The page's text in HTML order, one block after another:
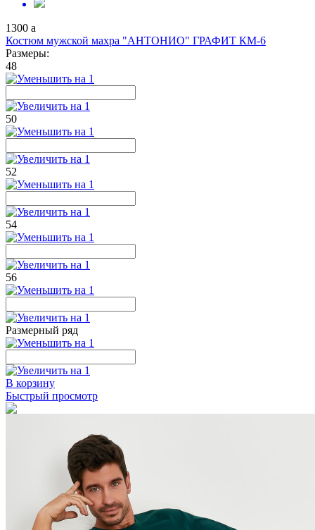
1300 a
Костюм мужской махра "АНТОНИО" ГРАФИТ КМ-6
Размеры:
48
50
52
54
56
Размерный ряд
В корзину
Быстрый просмотр